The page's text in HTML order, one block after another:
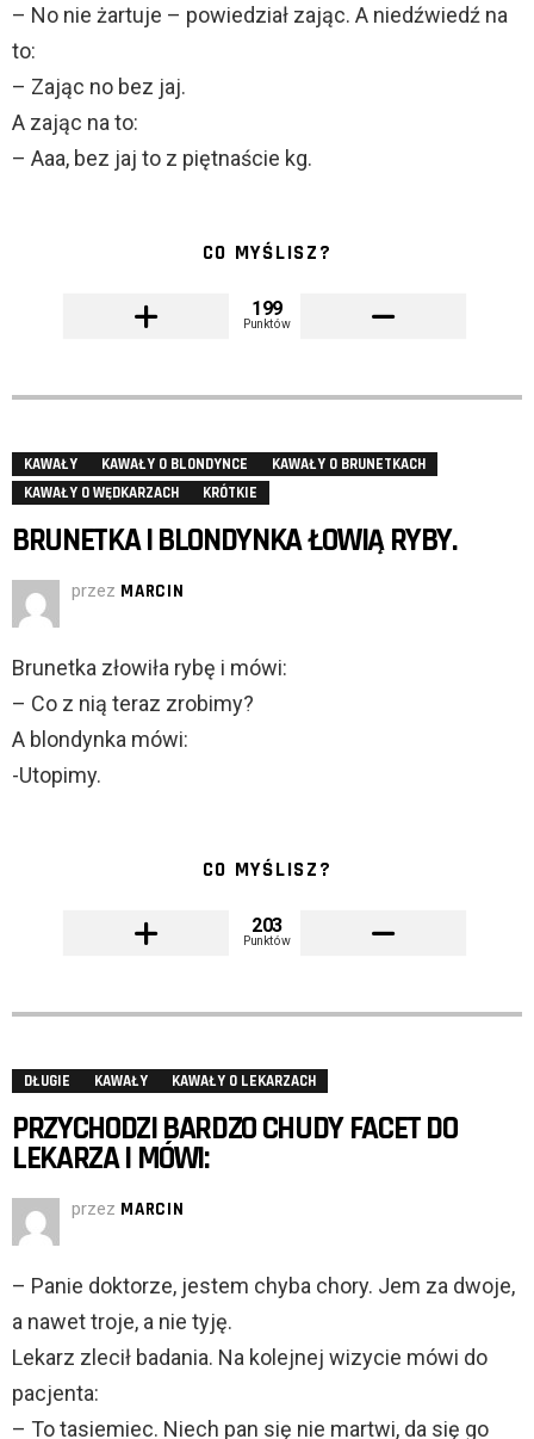
– No nie żartuje – powiedział zając. A niedźwiedź na
to:
– Zając no bez jaj.
A zając na to:
– Aaa, bez jaj to z piętnaście kg.
CO MYŚLISZ?
199
Punktów
KAWAŁY KAWAŁY O BLONDYNCE
KAWAŁY O BRUNETKACH
KAWAŁY O WĘDKARZACH
KRÓTKIE
BRUNETKA I BLONDYNKA ŁOWIĄ RYBY.
przez MARCIN
Brunetka złowiła rybę i mówi:
– Co z nią teraz zrobimy?
A blondynka mówi:
-Utopimy.
CO MYŚLISZ?
203
Punktów
DŁUGIE KAWAŁY KAWAŁY O LEKARZACH
PRZYCHODZI BARDZO CHUDY FACET DO
LEKARZA I MÓWI:
przez MARCIN
– Panie doktorze, jestem chyba chory. Jem za dwoje,
a nawet troje, a nie tyję.
Lekarz zlecił badania. Na kolejnej wizycie mówi do
pacjenta:
– To tasiemiec. Niech pan się nie martwi, da się go